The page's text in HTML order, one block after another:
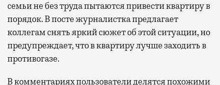
семьи не без труда пытаются привести квартиру в
порядок. В посте журналистка предлагает
коллегам снять яркий сюжет об этой ситуации, но
предупреждает, что в квартиру лучше заходить в
противогазе.
В комментариях пользователи делятся похожими